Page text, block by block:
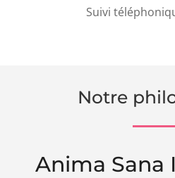
Suivi
Notre
Anima Sana